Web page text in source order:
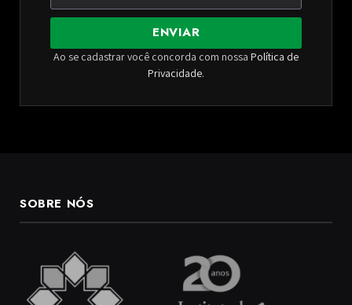
ENVIAR
Ao se cadastrar você concorda com nossa Política de
Privacidade.
SOBRE NÓS